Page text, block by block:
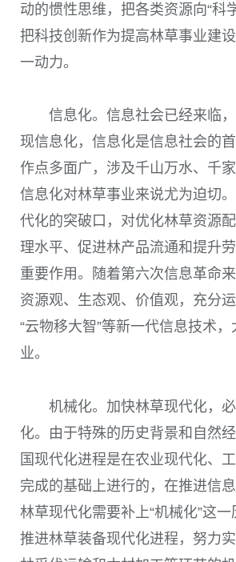
动的惯性思维，把各类资源向“科
把科技创新作为提高林草事业建
一动力。
信息化。信息社会已经来临
现信息化，信息化是信息社会的
作点多面广，涉及千山万水、千
信息化对林草事业来说尤为迫切
代化的突破口，对优化林草资源
理水平、促进林产品流通和提升
重要作用。随着第六次信息革命
资源观、生态观、价值观，充分
“云物移大智”等新一代信息技术
业。
机械化。加快林草现代化，
化。由于特殊的历史背景和自然
国现代化进程是在农业现代化、
完成的基础上进行的，在推进信
林草现代化需要补上“机械化”这
推进林草装备现代化进程，努力